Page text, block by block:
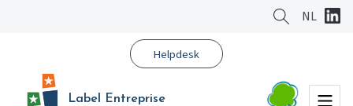
NL
Helpdesk
Label Entreprise
Menu